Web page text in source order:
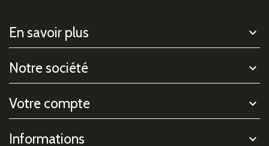
En savoir plus
Notre société
Votre compte
Informations